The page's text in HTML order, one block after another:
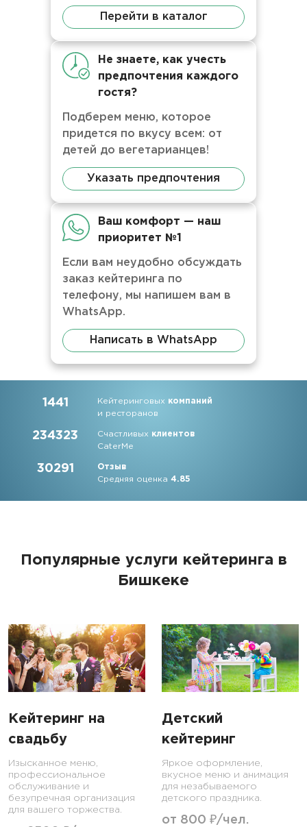
Перейти в каталог
Не знаете, как учесть
предпочтения каждого
гостя?
Подберем меню, которое
придется по вкусу всем: от
детей до вегетарианцев!
Указать предпочтения
Ваш комфорт — наш
приоритет №1
Если вам неудобно обсуждать
заказ кейтеринга по
телефону, мы напишем вам в
WhatsApp.
Написать в WhatsApp
1441 Кейтеринговых компаний
и ресторанов
234323 Счастливых клиентов
CaterMe
30291
Отзыв
Средняя оценка4.85
Популярные услуги кейтеринга в
Бишкеке
Кейтеринг на
свадьбу
Изысканное меню,
профессиональное
обслуживание и
безупречная организация
для вашего торжества.
Детский
кейтеринг
Яркое оформление,
вкусное меню и анимация
для незабываемого
детского праздника.
от 800 ₽/чел.